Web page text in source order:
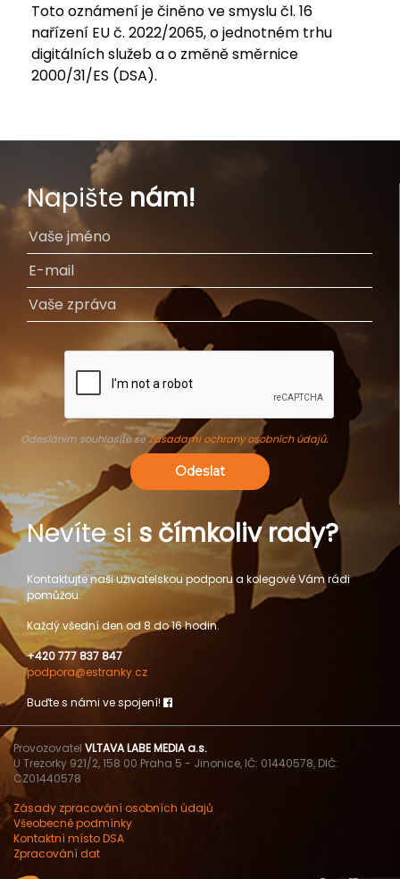
Toto oznámení je činěno ve smyslu čl. 16
nařízení EU č. 2022/2065, o jednotném trhu
digitálních služeb a o změně směrnice
2000/31/ES (DSA).
Napište nám!
Odesláním souhlasíte seZásadami ochrany osobních údajů.
Odeslat
Nevíte si s čímkoliv rady?
Kontaktujte naši uživatelskou podporu a kolegové Vám rádi
pomůžou.
Každý všední den od 8 do 16 hodin.
+420 777 837 847
podpora@estranky.cz
Buďte s námi ve spojení!
Provozovatel VLTAVA LABE MEDIA a.s.
U Trezorky 921/2, 158 00 Praha 5 - Jinonice, IČ: 01440578, DIČ:
CZ01440578
Zásady zpracování osobních údajů
Všeobecné podmínky
Kontaktní místo DSA
Zpracování dat